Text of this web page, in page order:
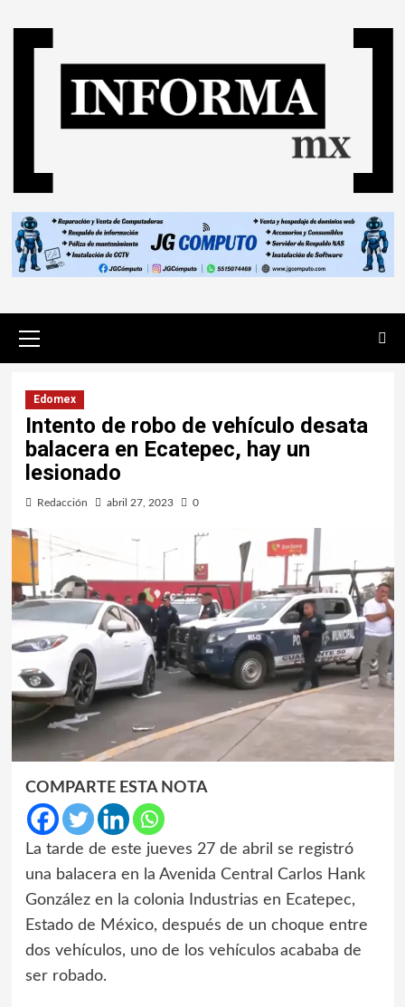
Edomex
Intento de robo de vehículo desata
balacera en Ecatepec, hay un
lesionado
Redacción abril 27, 2023 0
COMPARTE ESTA NOTA
La tarde de este jueves 27 de abril se registró
una balacera en la Avenida Central Carlos Hank
González en la colonia Industrias en Ecatepec,
Estado de México, después de un choque entre
dos vehículos, uno de los vehículos acababa de
ser robado.